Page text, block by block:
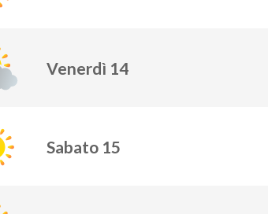
Venerdì 14
Sabato 15